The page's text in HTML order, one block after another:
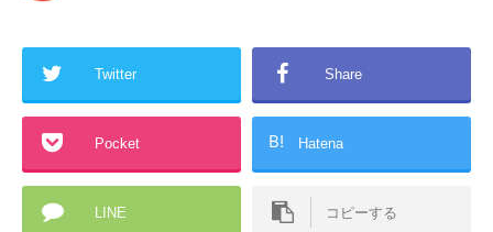
Twitter Share
Pocket B! Hatena
LINE コピーする